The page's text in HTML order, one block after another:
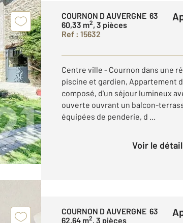
COURNON D AUVERGNE 63
60,33 m2, 3 pièces
Ref : 15632
Centre ville - Cournon dans une
piscine et gardien, Appartement
composé, d'un séjour lumineux
ouverte ouvrant un balcon-
équipées de penderie, d ...
Voir le
COURNON D AUVERGNE 63
62,64 m2, 3 pièces